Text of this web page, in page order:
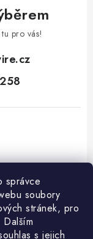
správce
soubory
stránek, pro
s jejich
pro vás!